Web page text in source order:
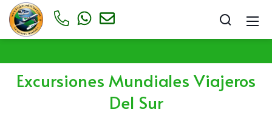
Excursiones Mundiales Viajeros
Del Sur